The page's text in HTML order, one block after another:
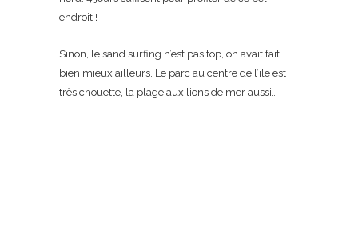
endroit !
Sinon, le sand surfing n’est pas top, on avait fait
bien mieux ailleurs. Le parc au centre de l’ile est
très chouette, la plage aux lions de mer aussi…